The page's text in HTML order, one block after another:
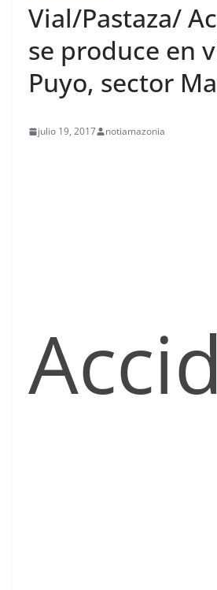
Vial/Pastaza/
se produce en
Puyo, sector
julio 19, 2017 notiamazonia